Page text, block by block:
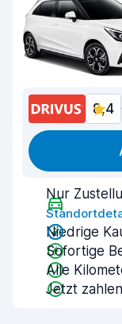
8,4
Nur
Niedrige
Sofortige
Alle
Jetzt zahlen